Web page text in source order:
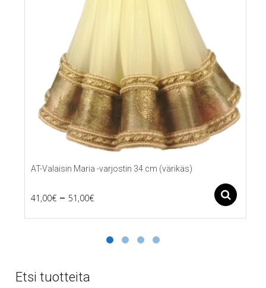
AT-Valaisin Maria -varjostin 34 cm (värikäs)
41,00€ – 51,00€Price
range:
tuotteella
tehdä
Etsi tuotteita